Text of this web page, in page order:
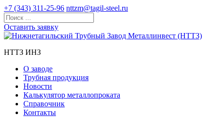
+7 (343) 311-25-96 nttzm@tagil-steel.ru
Оставить заявку
НТТЗ ИНЗ
О заводе
Трубная продукция
Новости
Калькулятор металлопроката
Справочник
Контакты